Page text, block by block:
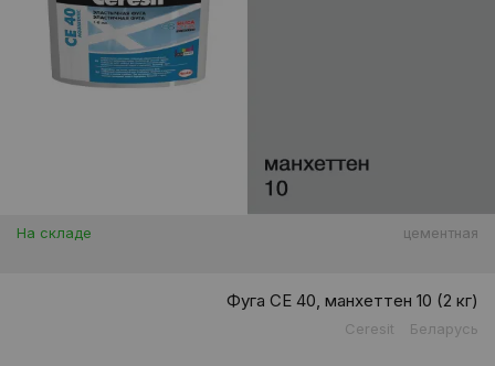
На складе цементная
Фуга CE 40, манхеттен 10 (2 кг)
Ceresit Беларусь